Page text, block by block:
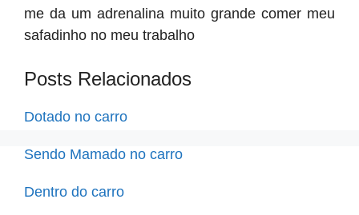
me da um adrenalina muito grande comer meu
safadinho no meu trabalho
Posts Relacionados
Dotado no carro
Sendo Mamado no carro
Dentro do carro